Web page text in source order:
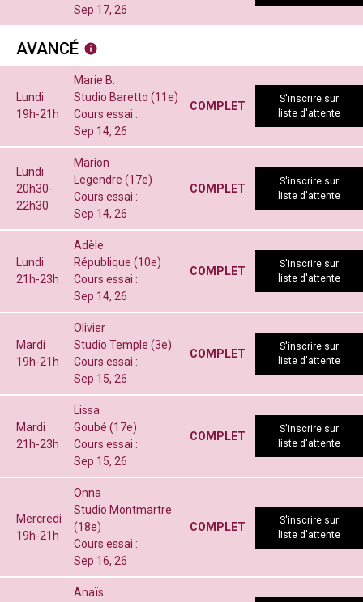
Sep 17, 26
AVANCÉ
Lundi
19h-21h
Marie B.
Studio Baretto (11e)
Cours essai :
Sep 14, 26
COMPLET
S'inscrire sur
liste d'attente
Lundi
20h30-
22h30
Marion
Legendre (17e)
Cours essai :
Sep 14, 26
COMPLET
S'inscrire sur
liste d'attente
Lundi
21h-23h
Adèle
République (10e)
Cours essai :
Sep 14, 26
COMPLET
S'inscrire sur
liste d'attente
Mardi
19h-21h
Olivier
Studio Temple (3e)
Cours essai :
Sep 15, 26
COMPLET
S'inscrire sur
liste d'attente
Mardi
21h-23h
Lissa
Goubé (17e)
Cours essai :
Sep 15, 26
COMPLET
S'inscrire sur
liste d'attente
Mercredi
19h-21h
Onna
Studio Montmartre
(18e)
Cours essai :
Sep 16, 26
COMPLET
S'inscrire sur
liste d'attente
Anaïs